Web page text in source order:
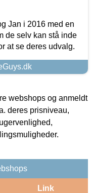
Jan i 2016 med en
de selv kan stå inde
at se deres udvalg.
webshops og anmeldt
deres prisniveau,
Link